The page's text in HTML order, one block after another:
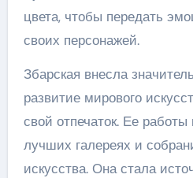
цвета, чтобы передать
своих персонажей.
Збарская внесла
развитие мирового
свой отпечаток. Ее
лучших галереях и
искусства. Она стала